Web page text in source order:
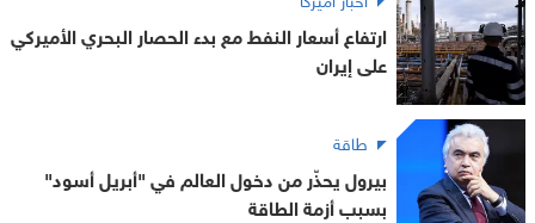
ارتفاع أسعار النفط مع بدء الحصار البحري الأميركي
على إيران
طاقة
بيرول يحذّر من دخول العالم في "أبريل أسود"
بسبب أزمة الطاقة